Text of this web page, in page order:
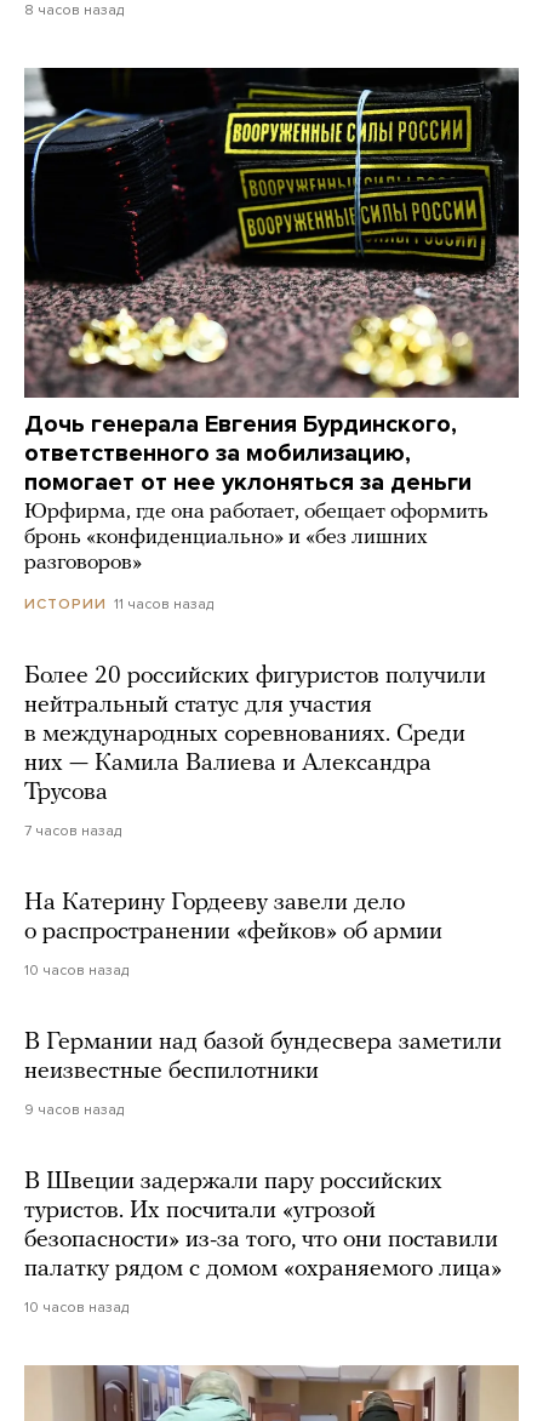
8 часов назад
Дочь генерала Евгения Бурдинского,
ответственного за мобилизацию,
помогает от нее уклоняться за деньги
Юрфирма, где она работает, обещает оформить
бронь «конфиденциально» и «без лишних
разговоров»
ИСТОРИИ 11 часов назад
Более 20 российских фигуристов получили
нейтральный статус для участия
в международных соревнованиях. Среди
них — Камила Валиева и Александра
Трусова
7 часов назад
На Катерину Гордееву завели дело
о распространении «фейков» об армии
10 часов назад
В Германии над базой бундесвера заметили
неизвестные беспилотники
9 часов назад
В Швеции задержали пару российских
туристов. Их посчитали «угрозой
безопасности» из-за того, что они поставили
палатку рядом с домом «охраняемого лица»
10 часов назад